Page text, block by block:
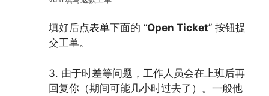
填好后点表单下面的 “Open Ticket” 按钮提
交工单。
3. 由于时差等问题，工作人员会在上班后再
回复你（期间可能几小时过去了）。一般他